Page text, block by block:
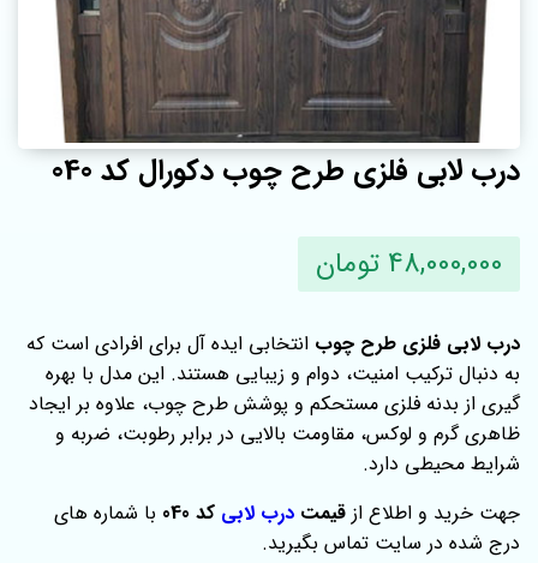
درب لابی فلزی طرح چوب دکورال کد 040
48,000,000 تومان
درب لابی فلزی طرح چوب انتخابی ایده‌ آل برای افرادی است که
به‌ دنبال ترکیب امنیت، دوام و زیبایی هستند. این مدل با بهره‌
گیری از بدنه فلزی مستحکم و پوشش طرح چوب، علاوه بر ایجاد
ظاهری گرم و لوکس، مقاومت بالایی در برابر رطوبت، ضربه و
شرایط محیطی دارد.
جهت خرید و اطلاع از قیمت درب لابی کد 040
با شماره های
درج شده در سایت تماس بگیرید.